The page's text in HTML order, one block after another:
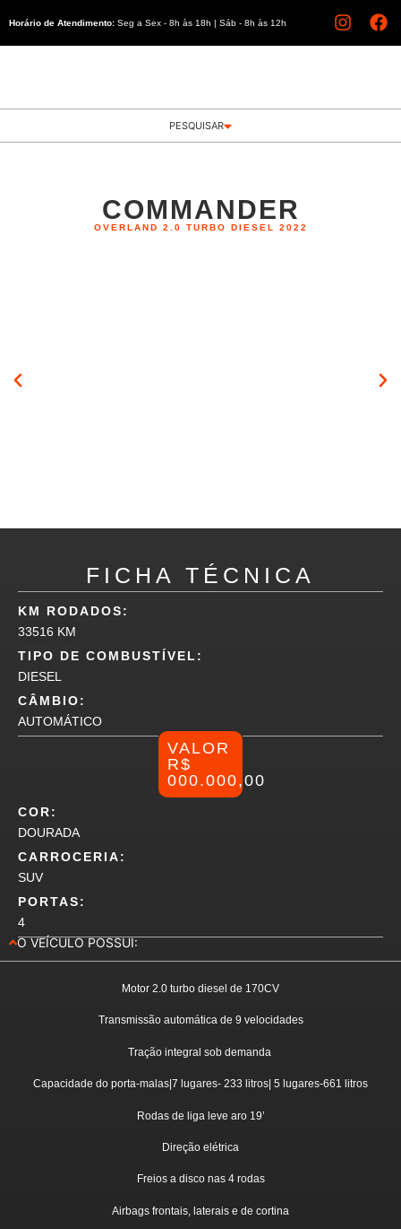
Horário de Atendimento: Seg a Sex - 8h às 18h | Sáb - 8h às 12h
PESQUISAR
COMMANDER
OVERLAND 2.0 TURBO DIESEL 2022
FICHA TÉCNICA
KM RODADOS:
33516 KM
TIPO DE COMBUSTÍVEL:
DIESEL
CÂMBIO:
AUTOMÁTICO
VALOR
R$
000.000,00
COR:
DOURADA
CARROCERIA:
SUV
PORTAS:
4
O VEÍCULO POSSUI:
Motor 2.0 turbo diesel de 170CV
Transmissão automática de 9 velocidades
Tração integral sob demanda
Capacidade do porta-malas|7 lugares- 233 litros| 5 lugares-661 litros
Rodas de liga leve aro 19’
Direção elétrica
Freios a disco nas 4 rodas
Airbags frontais, laterais e de cortina